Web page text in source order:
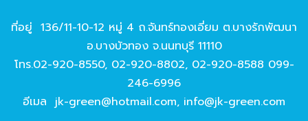
ที่อยู่ 136/11-10-12 หมู่ 4 ถ.จันทร์ทองเอี่ยม ต.บางรักพัฒนา
อ.บางบัวทอง จ.นนทบุรี 11110
โทร.02-920-8550, 02-920-8802, 02-920-8588 099-
246-6996
อีเมล jk-green@hotmail.com, info@jk-green.com